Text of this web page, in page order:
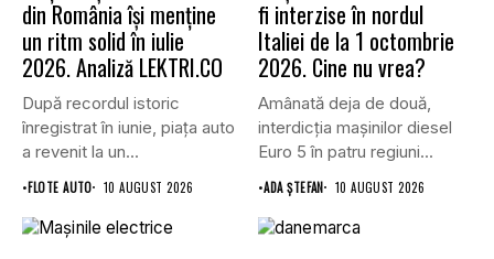
din România își menține
un ritm solid în iulie
2026. Analiză LEKTRI.CO
După recordul istoric
înregistrat în iunie, piața auto
a revenit la un...
•FLOTE AUTO 10 AUGUST 2026
fi interzise în nordul
Italiei de la 1 octombrie
2026. Cine nu vrea?
Amânată deja de două,
interdicția mașinilor diesel
Euro 5 în patru regiuni...
•ADA ȘTEFAN 10 AUGUST 2026